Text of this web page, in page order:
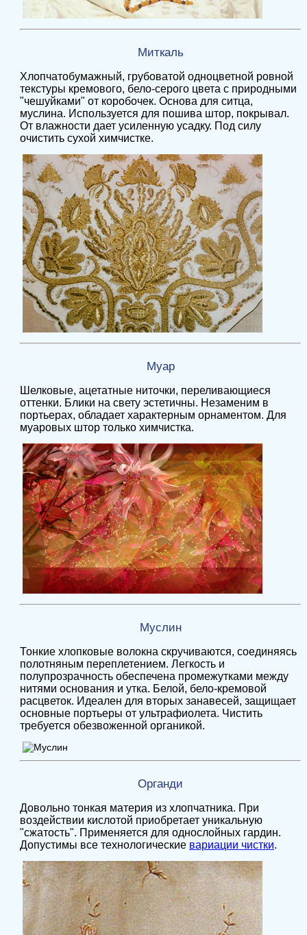
Миткаль
Хлопчатобумажный, грубоватой одноцветной ровной
текстуры кремового, бело-серого цвета с природными
"чешуйками" от коробочек. Основа для ситца,
муслина. Используется для пошива штор, покрывал.
От влажности дает усиленную усадку. Под силу
очистить сухой химчистке.
Муар
Шелковые, ацетатные ниточки, переливающиеся
оттенки. Блики на свету эстетичны. Незаменим в
портьерах, обладает характерным орнаментом. Для
муаровых штор только химчистка.
Муслин
Тонкие хлопковые волокна скручиваются, соединяясь
полотняным переплетением. Легкость и
полупрозрачность обеспечена промежутками между
нитями основания и утка. Белой, бело-кремовой
расцветок. Идеален для вторых занавесей, защищает
основные портьеры от ультрафиолета. Чистить
требуется обезвоженной органикой.
Органди
Довольно тонкая материя из хлопчатника. При
воздействии кислотой приобретает уникальную
"сжатость". Применяется для однослойных гардин.
Допустимы все технологические вариации чистки.